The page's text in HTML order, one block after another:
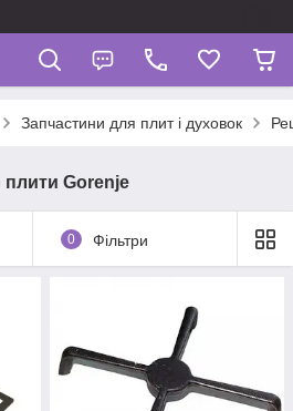
Запчастини для плит і духовок
плити Gorenje
0 Фільтри